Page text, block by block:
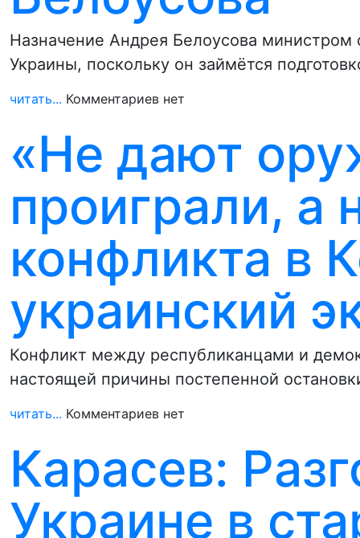
Назначение Андрея Белоусова
Украины, поскольку он займётся
читать... Комментариев нет
«Не дают
проиграли, а
конфликта в
украинский
Конфликт между республиканцами и
настоящей причины постепенной
читать... Комментариев нет
Карасев:
Украине в